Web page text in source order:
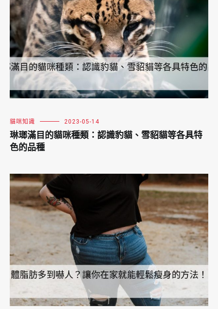
貓咪知識 2023-05-14
琳瑯滿目的貓咪種類：認識豹貓、雪貂貓等各具特
色的品種